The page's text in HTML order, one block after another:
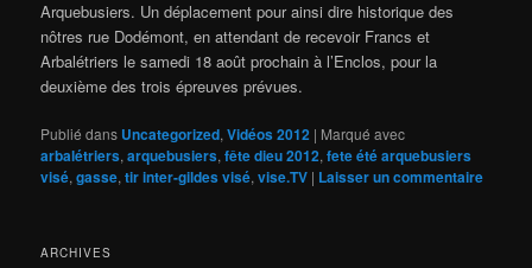
Arquebusiers. Un déplacement pour ainsi dire historique des
nôtres rue Dodémont, en attendant de recevoir Francs et
Arbalétriers le samedi 18 août prochain à l’Enclos, pour la
deuxième des trois épreuves prévues.
Publié dans Uncategorized,Vidéos 2012 | Marqué avec
arbalétriers,arquebusiers,fête dieu 2012,fete été arquebusiers
visé,gasse,tir inter-gildes visé,vise.TV | Laisser un commentaire
ARCHIVES